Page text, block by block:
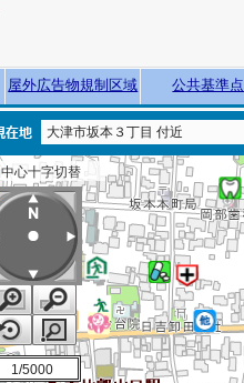
屋外広告物規制区域 公共基準点
大津市坂本３丁目 付近
中心十字切替
1/5000